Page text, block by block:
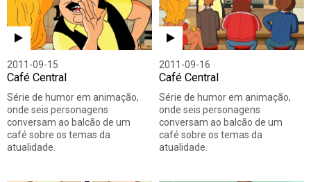
2011-09-15
Café Central
Série de humor em animação,
onde seis personagens
conversam ao balcão de um
café sobre os temas da
atualidade.
2011-09-16
Café Central
Série de humor em animação,
onde seis personagens
conversam ao balcão de um
café sobre os temas da
atualidade.